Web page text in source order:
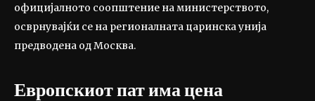
официјалното соопштение на министерството,
осврнувајќи се на регионалната царинска унија
предводена од Москва.
Европскиот пат има цена